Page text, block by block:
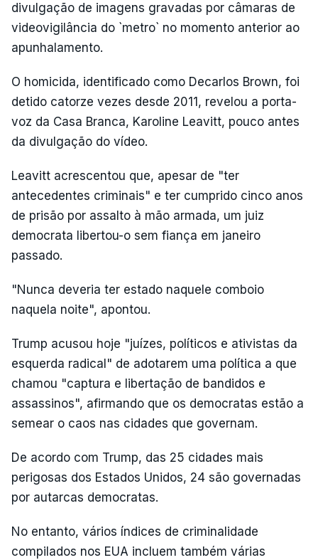
divulgação de imagens gravadas por câmaras de
videovigilância do `metro` no momento anterior ao
apunhalamento.
O homicida, identificado como Decarlos Brown, foi
detido catorze vezes desde 2011, revelou a porta-
voz da Casa Branca, Karoline Leavitt, pouco antes
da divulgação do vídeo.
Leavitt acrescentou que, apesar de "ter
antecedentes criminais" e ter cumprido cinco anos
de prisão por assalto à mão armada, um juiz
democrata libertou-o sem fiança em janeiro
passado.
"Nunca deveria ter estado naquele comboio
naquela noite", apontou.
Trump acusou hoje "juízes, políticos e ativistas da
esquerda radical" de adotarem uma política a que
chamou "captura e libertação de bandidos e
assassinos", afirmando que os democratas estão a
semear o caos nas cidades que governam.
De acordo com Trump, das 25 cidades mais
perigosas dos Estados Unidos, 24 são governadas
por autarcas democratas.
No entanto, vários índices de criminalidade
compilados nos EUA incluem também várias